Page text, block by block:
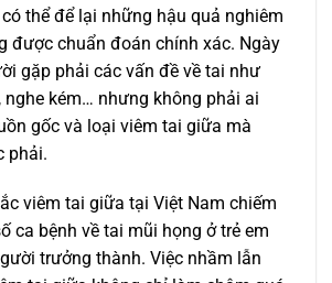
thể để lại những hậu quả nghiêm
được chuẩn đoán chính xác. Ngày
gặp phải các vấn đề về tai như
nghe kém… nhưng không phải ai
gốc và loại viêm tai giữa mà
phải.
viêm tai giữa tại Việt Nam chiếm
ca bệnh về tai mũi họng ở trẻ em
trưởng thành. Việc nhầm lẫn